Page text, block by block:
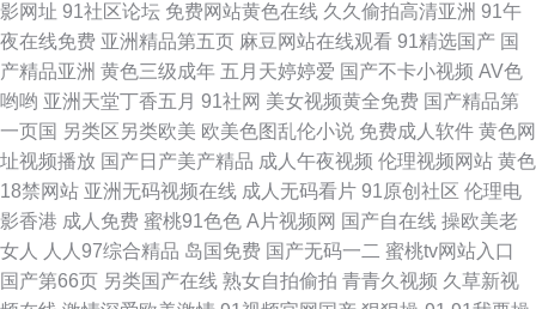
天堂 91国内精品 黄色仓库91白丝 91黄人网 偷拍福利视频导航 国产视频官
网91 蜜Tv入口 第一富利导航大全 导航福利网站 日韩福利一区二区不卡
91nicn 黑丝制服美女被艹 69人人搡人妻人人玩 午夜福利老司机av 人碰人操
美女诱惑91 97综合激情 www欧美日韩人妻 欧美色吧dvd首页 欧美h色网站
在线观看 国产专区在线一区 成人不卡一区在线 www亚洲
影网址 91社区论坛 免费网站黄色在线 久久偷拍高清亚洲 91午
夜在线免费 亚洲精品第五页 麻豆网站在线观看 91精选国产 国
产精品亚洲 黄色三级成年 五月天婷婷爱 国产不卡小视频 AV色
哟哟 亚洲天堂丁香五月 91社网 美女视频黄全免费 国产精品第
一页国 另类区另类欧美 欧美色图乱伦小说 免费成人软件 黄色网
址视频播放 国产日产美产精品 成人午夜视频 伦理视频网站 黄色
18禁网站 亚洲无码视频在线 成人无码看片 91原创社区 伦理电
影香港 成人免费 蜜桃91色色 A片视频网 国产自在线 操欧美老
女人
人人97综合精品 岛国免费 国产无码一二 蜜桃tv网站入口
国产第66页 另类国产在线 熟女自拍偷拍 青青久视频 久草新视